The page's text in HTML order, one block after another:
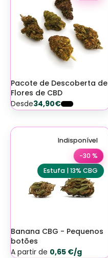
Pacote de Descoberta de
Flores de CBD
Desde34,90€
Estufa | 13% CBG
-30 %
Indisponível
Banana CBG - Pequenos
botões
A partir de 0,65 €/g